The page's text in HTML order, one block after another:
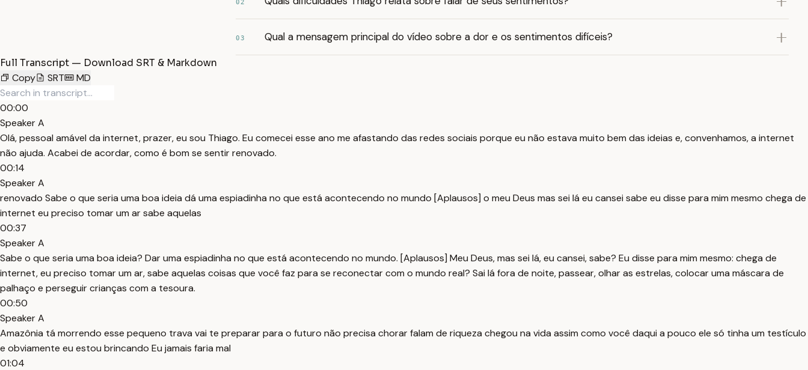
02
03 Qual a mensagem principal do vídeo sobre a dor e os sentimentos difíceis?
Full Transcript — Download SRT & Markdown
Copy
SRT MD
00:00
Speaker A
Olá, pessoal amável da internet, prazer, eu sou Thiago. Eu comecei esse ano me afastando das redes sociais porque eu não estava muito bem das ideias e, convenhamos, a internet
não ajuda. Acabei de acordar, como é bom se sentir renovado.
00:14
Speaker A
renovado Sabe o que seria uma boa ideia dá uma espiadinha no que está acontecendo no mundo [Aplausos] o meu Deus mas sei lá eu cansei sabe eu disse para mim mesmo chega de
internet eu preciso tomar um ar sabe aquelas
00:37
Speaker A
Sabe o que seria uma boa ideia? Dar uma espiadinha no que está acontecendo no mundo. [Aplausos] Meu Deus, mas sei lá, eu cansei, sabe? Eu disse para mim mesmo: chega de
internet, eu preciso tomar um ar, sabe aquelas coisas que você faz para se reconectar com o mundo real? Sai lá fora de noite, passear, olhar as estrelas, colocar uma máscara de
palhaço e perseguir crianças com a tesoura.
00:50
Speaker A
Amazônia tá morrendo esse pequeno trava vai te preparar para o futuro não precisa chorar falam de riqueza chegou na vida assim como você daqui a pouco ele só tinha um testículo
e obviamente eu estou brincando Eu jamais faria mal
01:04